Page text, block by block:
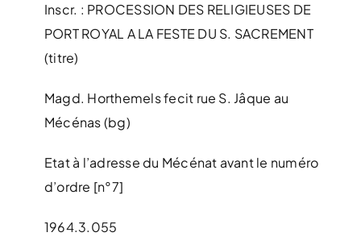
Inscr. : PROCESSION DES RELIGIEUSES DE
PORT ROYAL A LA FESTE DU S. SACREMENT
(titre)
Magd. Horthemels fecit rue S. Jâque au
Mécénas (bg)
Etat à l’adresse du Mécénat avant le numéro
d’ordre [n°7]
1964.3.055